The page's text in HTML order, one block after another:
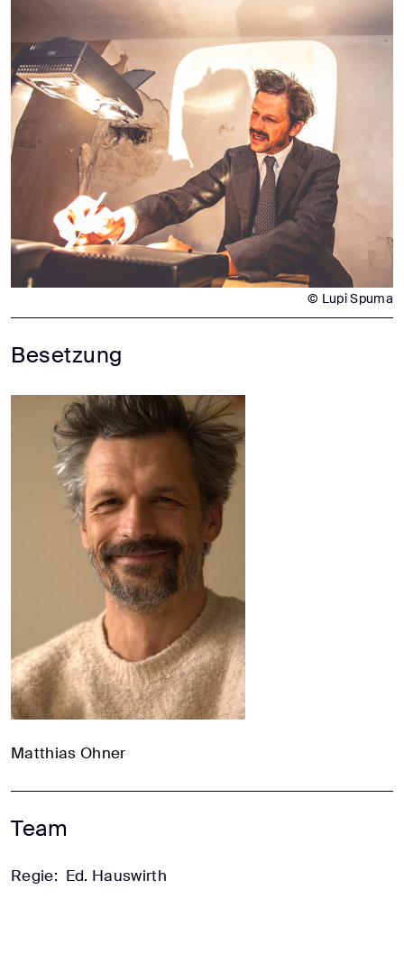
© Lupi Spuma
Besetzung
Matthias Ohner
Team
Regie: Ed. Hauswirth